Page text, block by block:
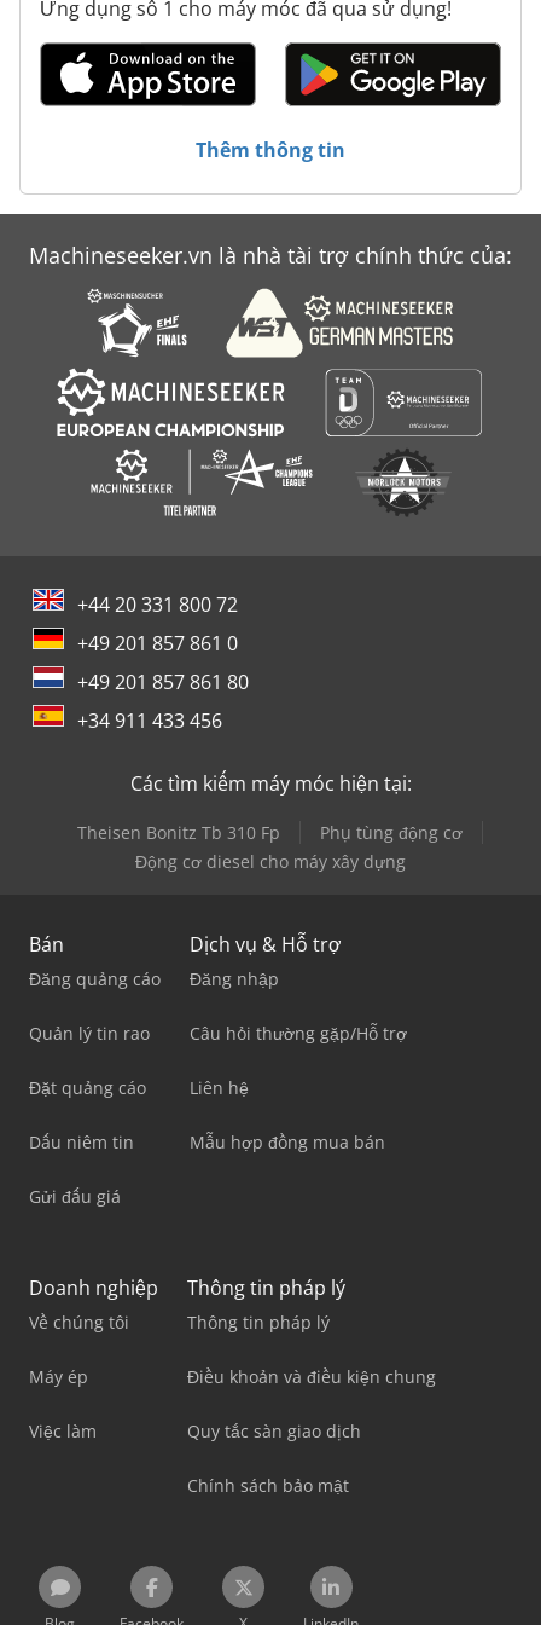
Thiết Bị Vận Chuyển
Điện Thoại Di Động Cũ
Ứng dụng số 1 cho máy móc đã qua sử dụng!
Thêm thông tin
Machineseeker.vn là nhà tài trợ chính thức của:
+44 20 331 800 72
+49 201 857 861 0
+49 201 857 861 80
+34 911 433 456
Các tìm kiếm máy móc hiện tại:
Theisen Bonitz Tb 310 Fp
Phụ tùng động cơ
Động cơ diesel cho máy xây dựng
Bán
Đăng quảng cáo
Quản lý tin rao
Đặt quảng cáo
Dấu niêm tin
Gửi đấu giá
Dịch vụ & Hỗ trợ
Đăng nhập
Câu hỏi thường gặp/Hỗ trợ
Liên hệ
Mẫu hợp đồng mua bán
Doanh nghiệp
Về chúng tôi
Máy ép
Việc làm
Thông tin pháp lý
Thông tin pháp lý
Điều khoản và điều kiện chung
Quy tắc sàn giao dịch
Chính sách bảo mật